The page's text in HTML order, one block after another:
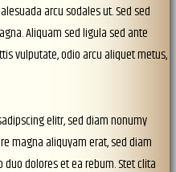
arcu sodales ut. Sed sed
Aliquam sed ligula sed ante
vulputate, odio arcu aliquet metus,
elitr, sed diam nonumy
magna aliquyam erat, sed diam
dolores et ea rebum. Stet clita